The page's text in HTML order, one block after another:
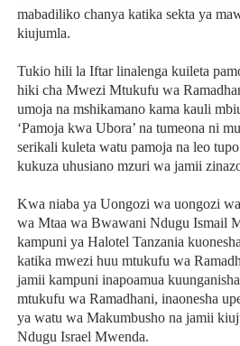
mabadiliko chanya katika sekta ya
kiujumla.
Tukio hili la Iftar linalenga kuileta
hiki cha Mwezi Mtukufu wa
umoja na mshikamano kama kauli
‘Pamoja kwa Ubora’ na tumeona ni
serikali kuleta watu pamoja na leo
kukuza uhusiano mzuri wa jamii
Kwa niaba ya Uongozi wa uongozi
wa Mtaa wa Bwawani Ndugu Ismail
kampuni ya Halotel Tanzania
katika mwezi huu mtukufu wa
jamii kampuni inapoamua
mtukufu wa Ramadhani, inaonesha
ya watu wa Makumbusho na jamii
Ndugu Israel Mwenda.